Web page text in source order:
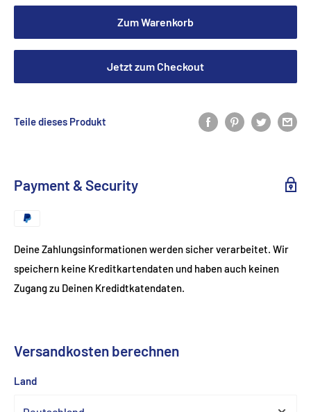
Zum Warenkorb
Jetzt zum Checkout
Teile dieses Produkt
Payment & Security
Deine Zahlungsinformationen werden sicher verarbeitet. Wir
speichern keine Kreditkartendaten und haben auch keinen
Zugang zu Deinen Kredidtkatendaten.
Versandkosten berechnen
Land